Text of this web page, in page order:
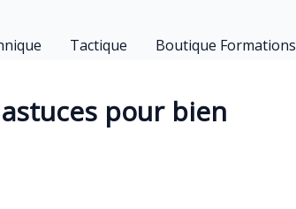
Tactique Boutique Formations
pour bien